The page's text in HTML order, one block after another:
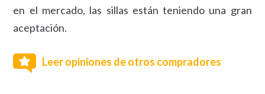
en el mercado, las sillas están teniendo una gran
aceptación.
Leer opiniones de otros compradores